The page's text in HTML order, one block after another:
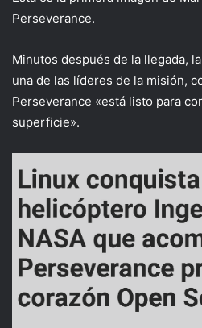
Perseverance.
Minutos después de la llegada,
una de las líderes de la misión,
Perseverance «está listo para
superficie».